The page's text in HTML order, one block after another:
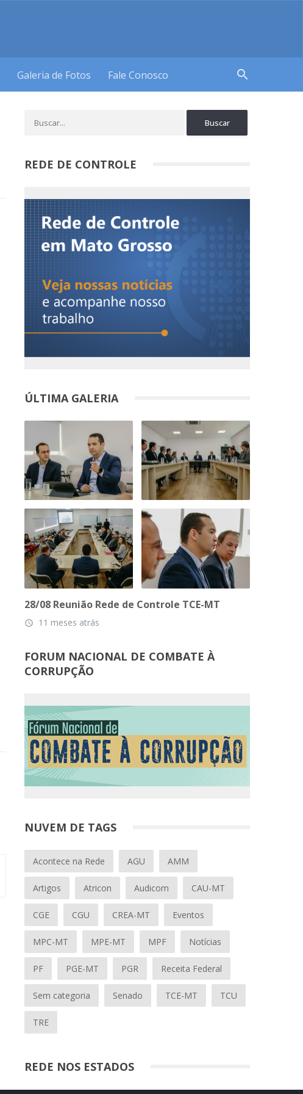
Galeria de Fotos Fale Conosco search
REDE DE CONTROLE
ÚLTIMA GALERIA
28/08 Reunião Rede de Controle TCE-MT
access_time 11 meses atrás
FORUM NACIONAL DE COMBATE À
CORRUPÇÃO
NUVEM DE TAGS
Acontece na Rede AGU AMM
Artigos Atricon Audicom CAU-MT
CGE CGU CREA-MT Eventos
MPC-MT MPE-MT MPF Notícias
PF PGE-MT PGR Receita Federal
Sem categoria Senado TCE-MT TCU
TRE
REDE NOS ESTADOS